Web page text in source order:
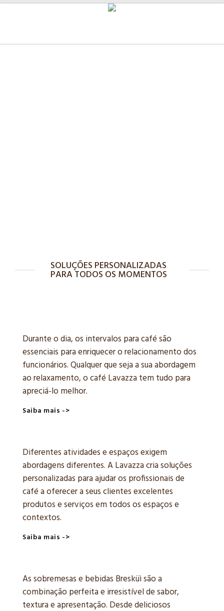
SOLUÇÕES PERSONALIZADAS
PARA TODOS OS MOMENTOS
Durante o dia, os intervalos para café são
essenciais para enriquecer o relacionamento dos
funcionários. Qualquer que seja a sua abordagem
ao relaxamento, o café Lavazza tem tudo para
apreciá-lo melhor.
Saiba mais ->
Diferentes atividades e espaços exigem
abordagens diferentes. A Lavazza cria soluções
personalizadas para ajudar os profissionais de
café a oferecer a seus clientes excelentes
produtos e serviços em todos os espaços e
contextos.
Saiba mais ->
As sobremesas e bebidas Bresküì são a
combinação perfeita e irresistível de sabor,
textura e apresentação. Desde deliciosos